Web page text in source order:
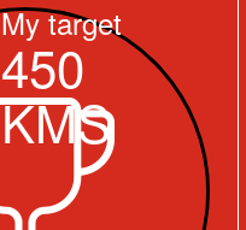
My target
450
KMS